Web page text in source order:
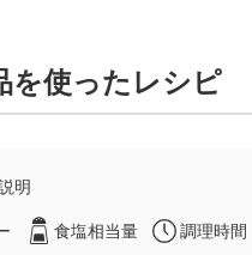
を使ったレシピ
明
食塩相当量 調理時間